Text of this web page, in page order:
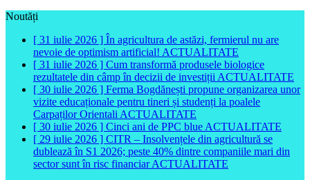
Noutăți
[ 31 iulie 2026 ] În agricultura de astăzi, fermierul nu are
nevoie de optimism artificial! ACTUALITATE
[ 31 iulie 2026 ] Cum transformă produsele biologice
rezultatele din câmp în decizii de investiții ACTUALITATE
[ 30 iulie 2026 ] Ferma Bogdănești propune organizarea unor
vizite educaționale pentru tineri și studenți la poalele
Carpaților Orientali ACTUALITATE
[ 30 iulie 2026 ] Cinci ani de PPC blue ACTUALITATE
[ 29 iulie 2026 ] CITR – Insolvențele din agricultură se
dublează în S1 2026; peste 40% dintre companiile mari din
sector sunt în risc financiarACTUALITATE